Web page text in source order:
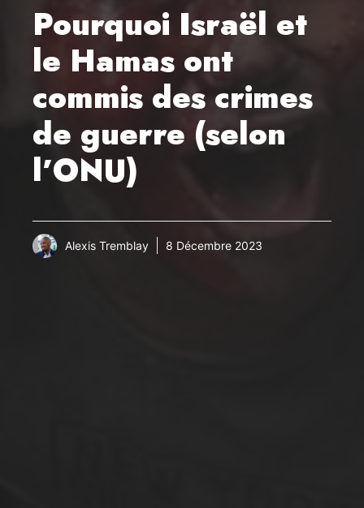
Pourquoi Israël et
le Hamas ont
commis des crimes
de guerre (selon
l’ONU)
Alexis Tremblay 8 Décembre 2023